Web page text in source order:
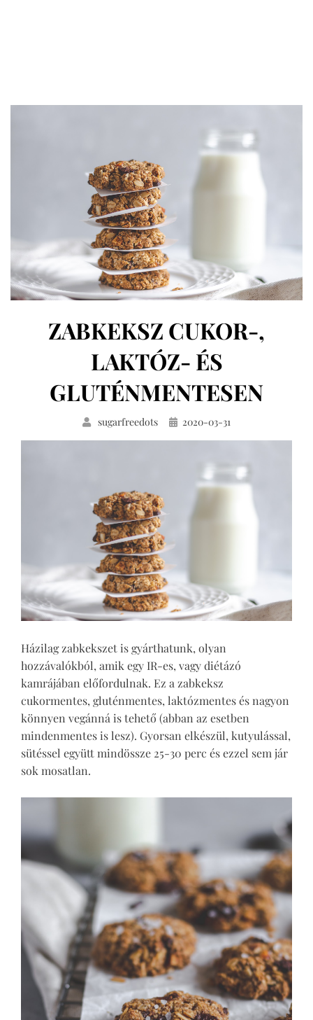
ZABKEKSZ CUKOR-,
LAKTÓZ- ÉS
GLUTÉNMENTESEN
sugarfreedots Közzétéve
2020-03-31
Házilag zabkekszet is gyárthatunk, olyan
hozzávalókból, amik egy IR-es, vagy diétázó
kamrájában előfordulnak. Ez a zabkeksz
cukormentes, gluténmentes, laktózmentes és nagyon
könnyen vegánná is tehető (abban az esetben
mindenmentes is lesz). Gyorsan elkészül, kutyulással,
sütéssel együtt mindössze 25-30 perc és ezzel sem jár
sok mosatlan.